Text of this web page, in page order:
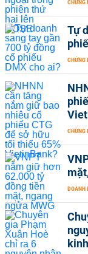
CHỨNG
Tự
CHỨNG
CHỨNG
DOANH